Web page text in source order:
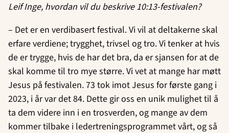
Leif Inge, hvordan vil du beskrive 10:13-festivalen?
– Det er en verdibasert festival. Vi vil at deltakerne skal
erfare verdiene; trygghet, trivsel og tro. Vi tenker at hvis
de er trygge, hvis de har det bra, da er sjansen for at de
skal komme til tro mye større. Vi vet at mange har møtt
Jesus på festivalen. 73 tok imot Jesus for første gang i
2023, i år var det 84. Dette gir oss en unik mulighet til å
ta dem videre inn i en trosverden, og mange av dem
kommer tilbake i ledertreningsprogrammet vårt, og så